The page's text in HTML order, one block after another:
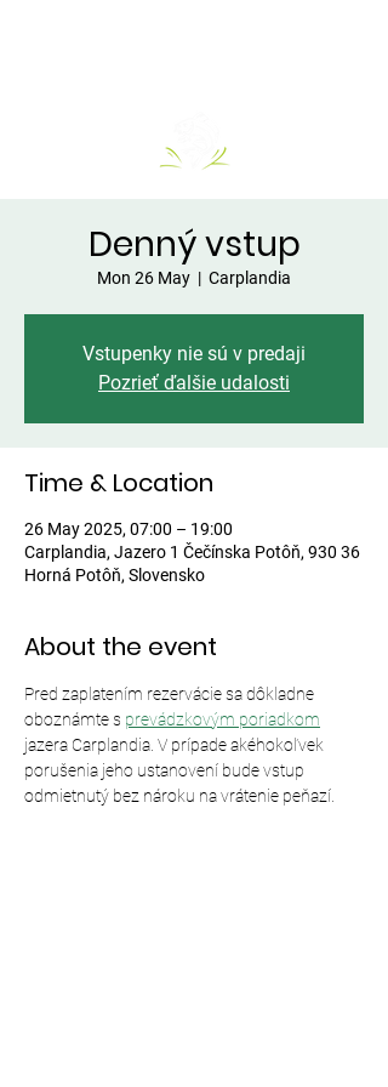
Denný vstup
Mon 26 May
  |
Carplandia
Vstupenky nie sú v predaji
Pozrieť ďalšie udalosti
Time & Location
26 May 2025, 07:00 – 19:00
Carplandia, Jazero 1 Čečínska Potôň, 930 36
Horná Potôň, Slovensko
About the event
Pred zaplatením rezervácie sa dôkladne
oboznámte s prevádzkovým poriadkom
jazera Carplandia. V prípade akéhokoľvek
porušenia jeho ustanovení bude vstup
odmietnutý bez nároku na vrátenie peňazí.